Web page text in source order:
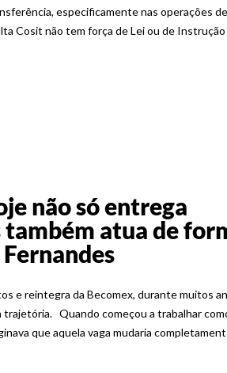
especificamente nas operações de
Cosit não tem força de Lei ou de Instrução
não só entrega
também atua de
e reintegra da Becomex, durante muitos
Quando começou a trabalhar
que aquela vaga mudaria